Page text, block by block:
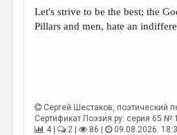
ПРОИЗВЕДЕНИЯ
КНИЖНАЯ ПОЛКА
Let's strive to be the best; the
Pillars and men, hate an
Сергей Шестаков, поэтический
Сертификат Поэзия.ру: серия 65 №
4 |
2 | 86 |
09.08.2026.